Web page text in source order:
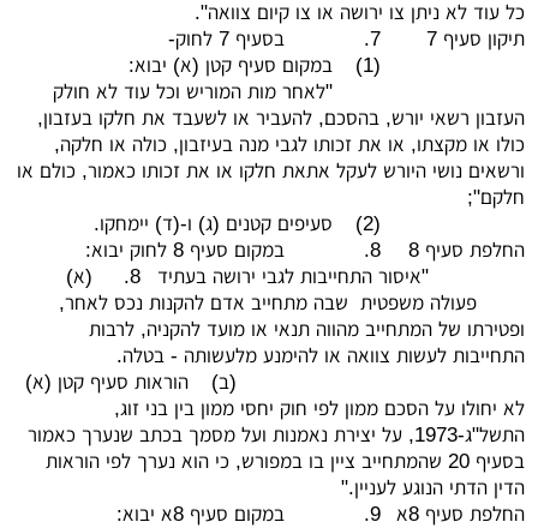
כל עוד לא ניתן צו ירושה או צו קיום צוואה".
תיקון סעיף 7
7.
בסעיף 7 לחוק-
(1)
במקום סעיף קטן (א) יבוא:
"לאחר מות המוריש וכל עוד לא חולק
העזבון רשאי יורש, בהסכם, להעביר או לשעבד את חלקו בעזבון,
כולו או מקצתו, או את זכותו לגבי מנה בעיזבון, כולה או חלקה,
ורשאים נושי היורש לעקל אתאת חלקו או את זכותו כאמור, כולם או
חלקם";
(2)
סעיפים קטנים (ג) ו-(ד) יימחקו.
החלפת סעיף 8
8.
במקום סעיף 8 לחוק יבוא:
"איסור התחייבות לגבי ירושה בעתיד
8.
(א)
פעולה משפטית שבה מתחייב אדם להקנות נכס לאחר,
ופטירתו של המתחייב מהווה תנאי או מועד להקניה, לרבות
התחייבות לעשות צוואה או להימנע מלעשותה - בטלה.
(ב)
הוראות סעיף קטן (א)
לא יחולו על הסכם ממון לפי חוק יחסי ממון בין בני זוג,
התשל"ג-1973, על יצירת נאמנות ועל מסמך בכתב שנערך כאמור
בסעיף 20 שהמתחייב ציין בו במפורש, כי הוא נערך לפי הוראות
הדין הדתי הנוגע לעניין."
החלפת סעיף 8א
9.
במקום סעיף 8א יבוא: